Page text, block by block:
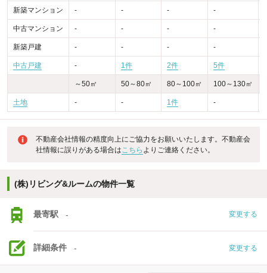
新築マンション - - - -
中古マンション - - - -
新築戸建 - - - -
中古戸建 - 1件 2件 5件
～50㎡ 50～80㎡ 80～100㎡ 100～130㎡
土地 - - 1件 -
不動産会社情報の精度向上にご協力をお願いいたします。不動産会
社情報に誤りがある場合はこちら よりご連絡ください。
(株)リビング&ルームの物件一覧
最寄駅 - 変更する
詳細条件 - 変更する